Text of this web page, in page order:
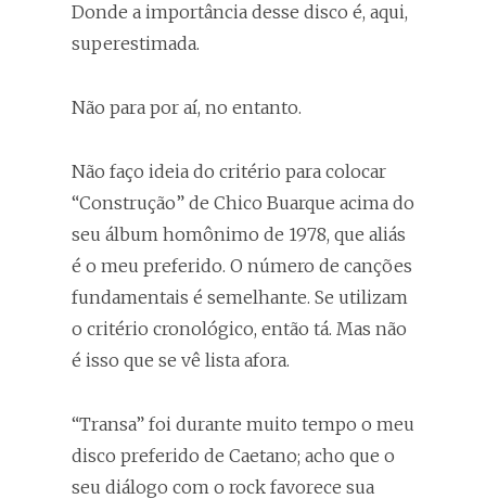
Donde a importância desse disco é, aqui,
superestimada.
Não para por aí, no entanto.
Não faço ideia do critério para colocar
“Construção” de Chico Buarque acima do
seu álbum homônimo de 1978, que aliás
é o meu preferido. O número de canções
fundamentais é semelhante. Se utilizam
o critério cronológico, então tá. Mas não
é isso que se vê lista afora.
“Transa” foi durante muito tempo o meu
disco preferido de Caetano; acho que o
seu diálogo com o rock favorece sua